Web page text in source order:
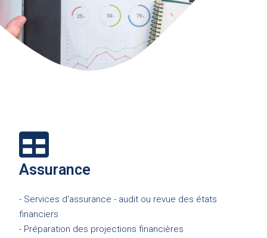
Assurance
- Services d'assurance - audit ou revue des états
financiers
- Préparation des projections financières